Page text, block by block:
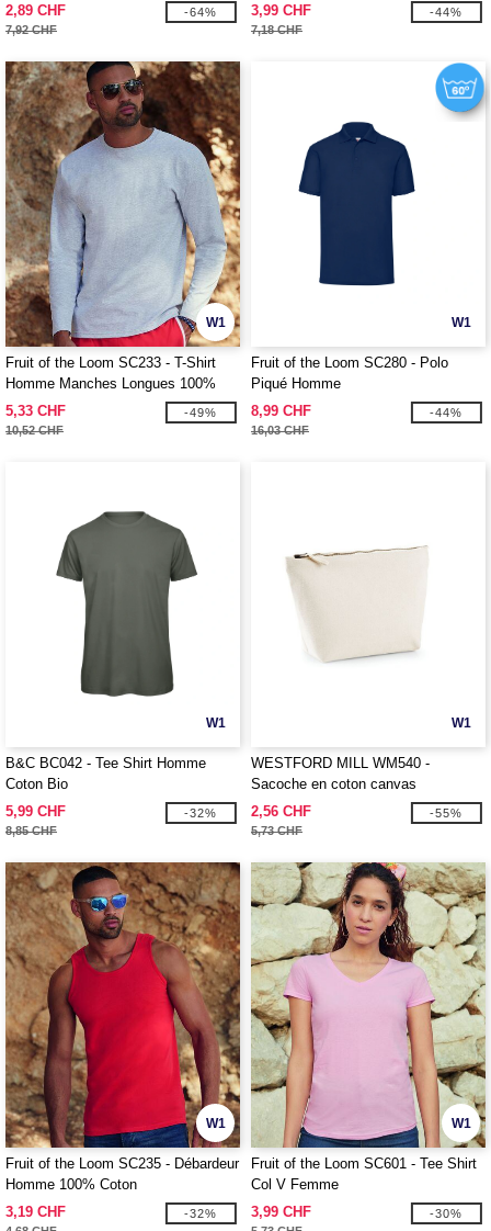
2,89 CHF
7,92 CHF
-64%
3,99 CHF
7,18 CHF
-44%
W1
Fruit of the Loom SC233 - T-Shirt
Homme Manches Longues 100%
coton
5,33 CHF
10,52 CHF
-49%
W1
Fruit of the Loom SC280 - Polo
Piqué Homme
8,99 CHF
16,03 CHF
-44%
W1
B&C BC042 - Tee Shirt Homme
Coton Bio
5,99 CHF
8,85 CHF
-32%
W1
WESTFORD MILL WM540 -
Sacoche en coton canvas
2,56 CHF
5,73 CHF
-55%
W1
Fruit of the Loom SC235 - Débardeur
Homme 100% Coton
3,19 CHF
-32%
W1
Fruit of the Loom SC601 - Tee Shirt
Col V Femme
3,99 CHF
-30%